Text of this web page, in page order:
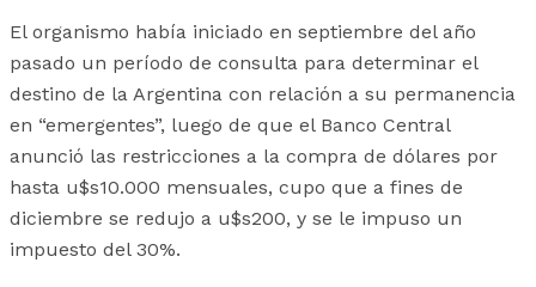
El organismo había iniciado en septiembre del año
pasado un período de consulta para determinar el
destino de la Argentina con relación a su permanencia
en “emergentes”, luego de que el Banco Central
anunció las restricciones a la compra de dólares por
hasta u$s10.000 mensuales, cupo que a fines de
diciembre se redujo a u$s200, y se le impuso un
impuesto del 30%.